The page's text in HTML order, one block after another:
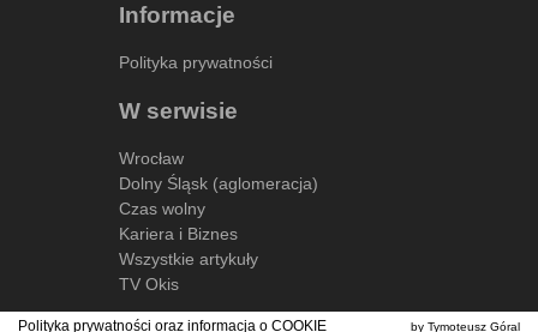
Informacje
Polityka prywatności
W serwisie
Wrocław
Dolny Śląsk (aglomeracja)
Czas wolny
Kariera i Biznes
Wszystkie artykuły
TV Okis
Polityka prywatności oraz informacja o COOKIE by Tymoteusz Góral